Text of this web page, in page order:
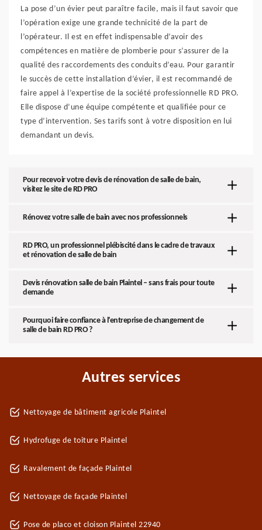
La pose d’un évier peut paraître facile, mais il faut savoir que
l’opération exige une grande technicité de la part de
l’opérateur. Il est en effet indispensable d’avoir des
compétences en matière de plomberie pour s’assurer de la
qualité des raccordements des conduits d’eau. Pour garantir
le succès de cette installation d’évier, il est recommandé de
faire appel à l’expertise de la société professionnelle RD PRO.
Elle dispose d’une équipe compétente et qualifiée pour ce
type d’intervention. Ses tarifs sont à votre disposition en lui
demandant un devis.
Pour recevoir votre devis de rénovation de salle de bain,
visitez le site de RD PRO
Rénovez votre salle de bain avec nos professionnels
RD PRO, un professionnel plébiscité dans le cadre de travaux
et rénovation de salle de bain
Devis rénovation salle de bain Plaintel – sans frais pour toute
demande
Pourquoi faire confiance à l’entreprise de changement de
salle de bain RD PRO ?
Autres services
Nettoyage de bâtiment agricole Plaintel
Hydrofuge de toiture Plaintel
Ravalement de façade Plaintel
Nettoyage de façade Plaintel
Pose de placo et cloison Plaintel 22940